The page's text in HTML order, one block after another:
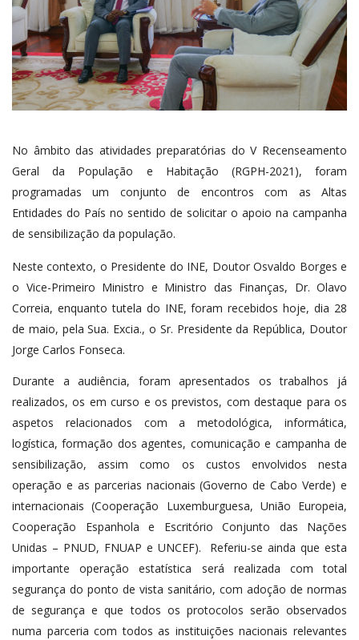
No âmbito das atividades preparatórias do V Recenseamento
Geral da População e Habitação (RGPH-2021), foram
programadas um conjunto de encontros com as Altas
Entidades do País no sentido de solicitar o apoio na campanha
de sensibilização da população.
Neste contexto, o Presidente do INE, Doutor Osvaldo Borges e
o Vice-Primeiro Ministro e Ministro das Finanças, Dr. Olavo
Correia, enquanto tutela do INE, foram recebidos hoje, dia 28
de maio, pela Sua. Excia., o Sr. Presidente da República, Doutor
Jorge Carlos Fonseca.
Durante a audiência, foram apresentados os trabalhos já
realizados, os em curso e os previstos, com destaque para os
aspetos relacionados com a metodológica, informática,
logística, formação dos agentes, comunicação e campanha de
sensibilização, assim como os custos envolvidos nesta
operação e as parcerias nacionais (Governo de Cabo Verde) e
internacionais (Cooperação Luxemburguesa, União Europeia,
Cooperação Espanhola e Escritório Conjunto das Nações
Unidas – PNUD, FNUAP e UNCEF). Referiu-se ainda que esta
importante operação estatística será realizada com total
segurança do ponto de vista sanitário, com adoção de normas
de segurança e que todos os protocolos serão observados
numa parceria com todos as instituições nacionais relevantes